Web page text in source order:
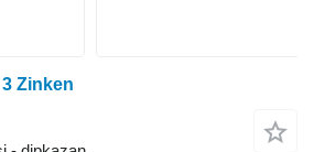
Zinken